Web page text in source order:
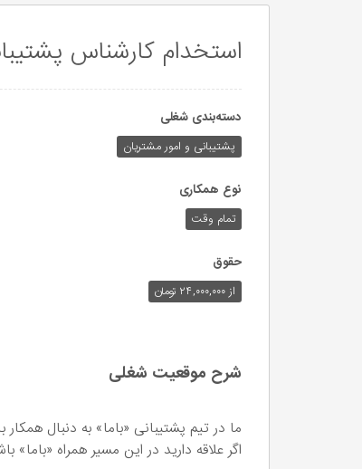
استخدام کارشناس
دسته‌بندی شغلی
پشتیبانی و امور مشتریان
نوع همکاری
تمام وقت
حقوق
از ۲۴,۰۰۰,۰۰۰ تومان
شرح موقعیت شغلی
ما در تیم پشتیبانی «باما» به دنبال همکار
اگر علاقه دارید در این مسیر همراه «باما»